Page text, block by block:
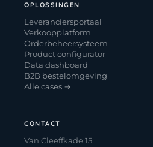
OPLOSSINGEN
Leveranciersportaal
Verkoopplatform
Orderbeheersysteem
Product configurator
Data dashboard
B2B bestelomgeving
Alle cases →
CONTACT
Van Cleeffkade 15